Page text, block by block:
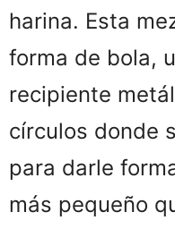
harina. Esta
forma de bola,
recipiente
círculos donde
para darle
más pequeño